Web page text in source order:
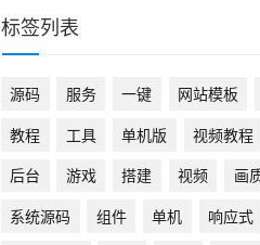
标签列表
源码 服务 一键 网站模板
教程
工具 单机版 视频教程
后台
游戏 搭建 视频
画
系统源码
组件 单机 响应式